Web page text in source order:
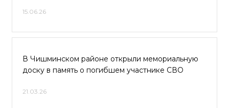
15.06.26
В Чишминском районе открыли мемориальную
доску в память о погибшем участнике СВО
21.03.26